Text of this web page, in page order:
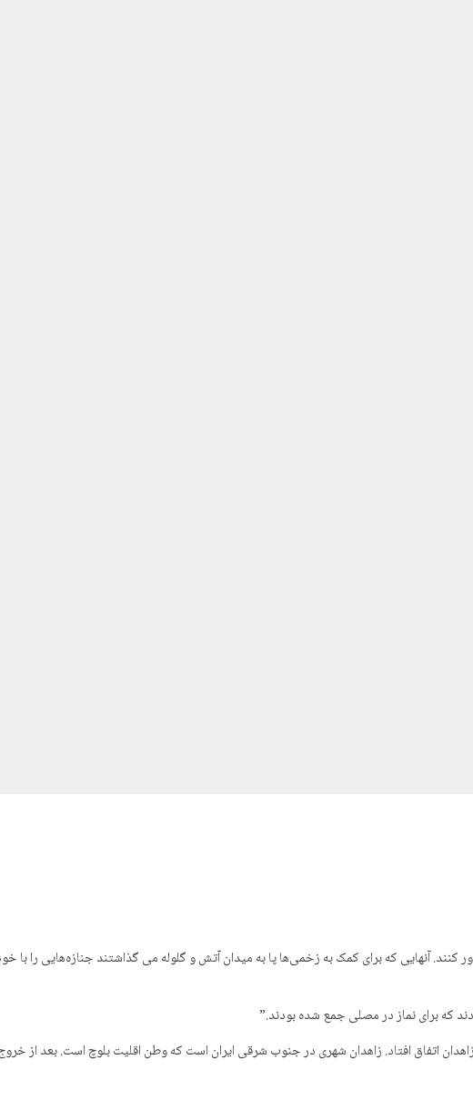
کنند. آنهایی که برای کمک به زخمی‌ها پا به میدان آتش و گلوله می گذاشتند جنازه‌هایی را
که برای نماز در مصلی جمع شده بودند.”
از قتل‌عام وحشتناک بی‌گناهان است که در سی سپتامبر ۲۰۲۲ در زاهدان اتفاق افتاد‌. زاهدان شهری در جنوب شرقی ایران است که وطن